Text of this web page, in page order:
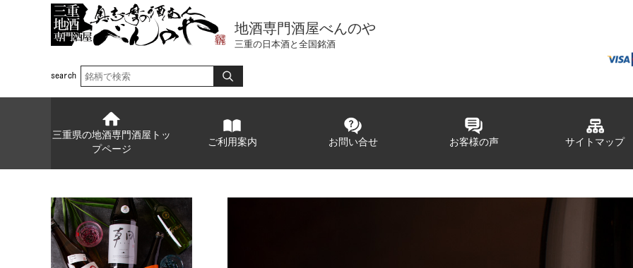
地酒専門酒屋べんのや
三重の日本酒と全国銘酒
三重県の地酒専門酒屋トッ
プページ
ご利用案内 お問い合せ お客様の声 サイトマップ